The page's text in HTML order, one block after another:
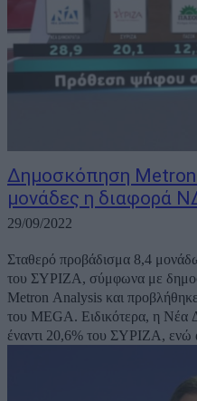
Δημοσκόπηση Metron
μονάδες η διαφορά
29/09/2022
Σταθερό προβάδισμα 8,4
του ΣΥΡΙΖΑ, σύμφωνα με
Metron Analysis και
του MEGA. Ειδικότερα, η Νέα Δημοκρατία συγκεντρώνει 29%,
έναντι 20,6% του ΣΥΡΙΖΑ, ενώ